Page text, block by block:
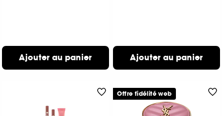
Ajouter au panier Ajouter au panier
Offre fidélité web